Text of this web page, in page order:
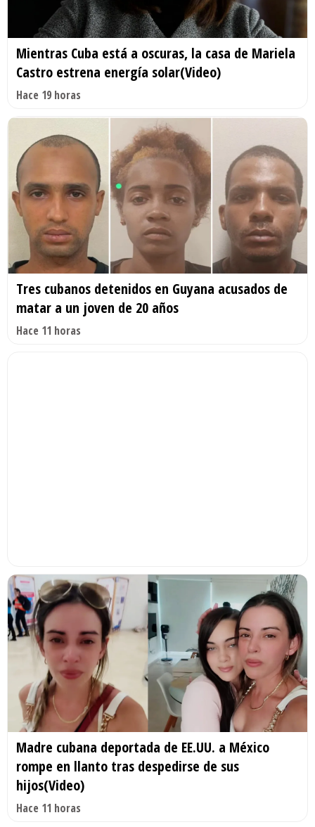
Mientras Cuba está a oscuras, la casa de Mariela
Castro estrena energía solar(Video)
Hace 19 horas
Tres cubanos detenidos en Guyana acusados de
matar a un joven de 20 años
Hace 11 horas
Madre cubana deportada de EE.UU. a México
rompe en llanto tras despedirse de sus
hijos(Video)
Hace 11 horas